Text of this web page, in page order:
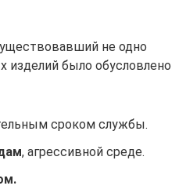
не одно
изделий было обусловлено
сроком службы.
, агрессивной среде.